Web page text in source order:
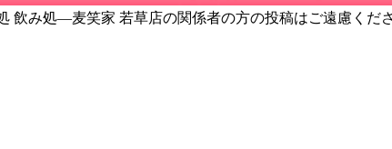
飲み処―麦笑家 若草店の関係者の方の投稿はご遠慮くだ